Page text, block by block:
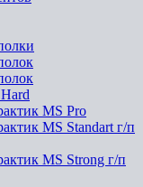
MS Pro
MS Standart г/п
MS Strong г/п